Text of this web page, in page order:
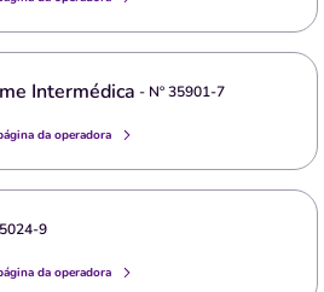
Intermédica - Nº35901-7
da operadora
9
da operadora